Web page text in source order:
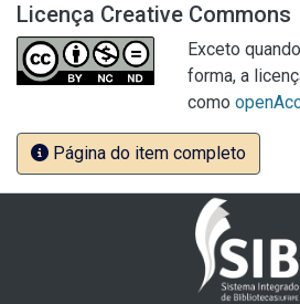
Licença Creative Commons
Exceto
forma, a
como
Página do item completo